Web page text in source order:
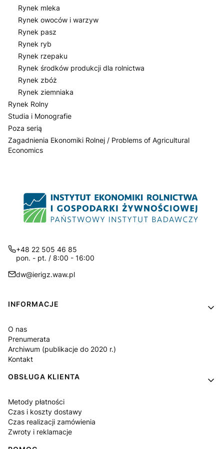
Rynek mleka
Rynek owoców i warzyw
Rynek pasz
Rynek ryb
Rynek rzepaku
Rynek środków produkcji dla rolnictwa
Rynek zbóż
Rynek ziemniaka
Rynek Rolny
Studia i Monografie
Poza serią
Zagadnienia Ekonomiki Rolnej / Problems of Agricultural
Economics
+48 22 505 46 85
pon. - pt. / 8:00 - 16:00
dw@ierigz.waw.pl
Linki w stopce
INFORMACJE
O nas
Prenumerata
Archiwum (publikacje do 2020 r.)
Kontakt
OBSŁUGA KLIENTA
Metody płatności
Czas i koszty dostawy
Czas realizacji zamówienia
Zwroty i reklamacje